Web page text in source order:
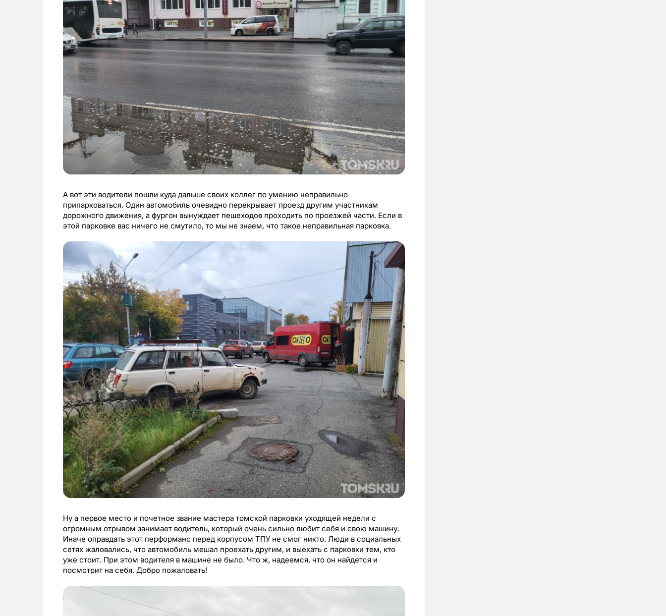
А вот эти водители пошли куда дальше своих коллег по умению неправильно
припарковаться. Один автомобиль очевидно перекрывает проезд другим участникам
дорожного движения, а фургон вынуждает пешеходов проходить по проезжей части. Если в
этой парковке вас ничего не смутило, то мы не знаем, что такое неправильная парковка.
Ну а первое место и почетное звание мастера томской парковки уходящей недели с
огромным отрывом занимает водитель, который очень сильно любит себя и свою машину.
Иначе оправдать этот перформанс перед корпусом ТПУ не смог никто. Люди в социальных
сетях жаловались, что автомобиль мешал проехать другим, и выехать с парковки тем, кто
уже стоит. При этом водителя в машине не было. Что ж, надеемся, что он найдется и
посмотрит на себя. Добро пожаловать!